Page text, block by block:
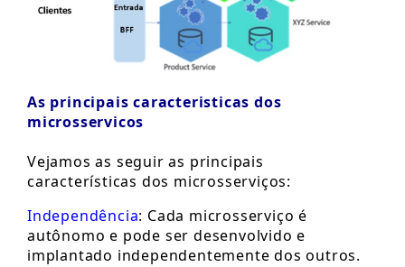
As principais caracteristicas dos
microsservicos
Vejamos as seguir as principais
características dos microsserviços:
Independência: Cada microsserviço é
autônomo e pode ser desenvolvido e
implantado independentemente dos outros.